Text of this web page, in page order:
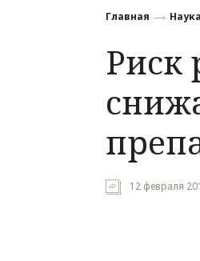
Главная Наука
Риск
12 февраля